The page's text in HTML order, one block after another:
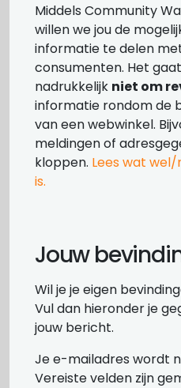
Middels Community
willen we jou de
informatie te delen
consumenten. Het
nadrukkelijk niet om
informatie rondom de
van een webwinkel.
meldingen of
kloppen. Lees wat
is.
Jouw
Wil je je eigen
Vul dan hieronder je
jouw bericht.
Je e-mailadres wordt
Vereiste velden zijn